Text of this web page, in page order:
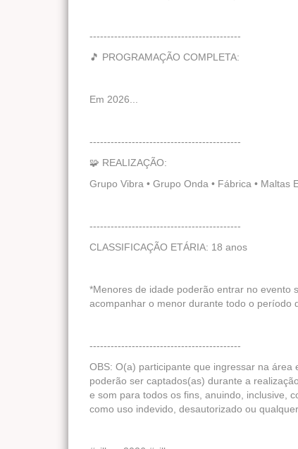
-------------------------------------------
🎵 PROGRAMAÇÃO COMPLETA:
Em 2026...
-------------------------------------------
🧩 REALIZAÇÃO:
Grupo Vibra • Grupo Onda • Fábrica • Maltas
-------------------------------------------
CLASSIFICAÇÃO ETÁRIA: 18 anos
*Menores de idade poderão entrar no evento
acompanhar o menor durante todo o período
-------------------------------------------
OBS: O(a) participante que ingressar na
poderão ser captados(as) durante a
e som para todos os fins, anuindo, inclusive,
como uso indevido, desautorizado ou